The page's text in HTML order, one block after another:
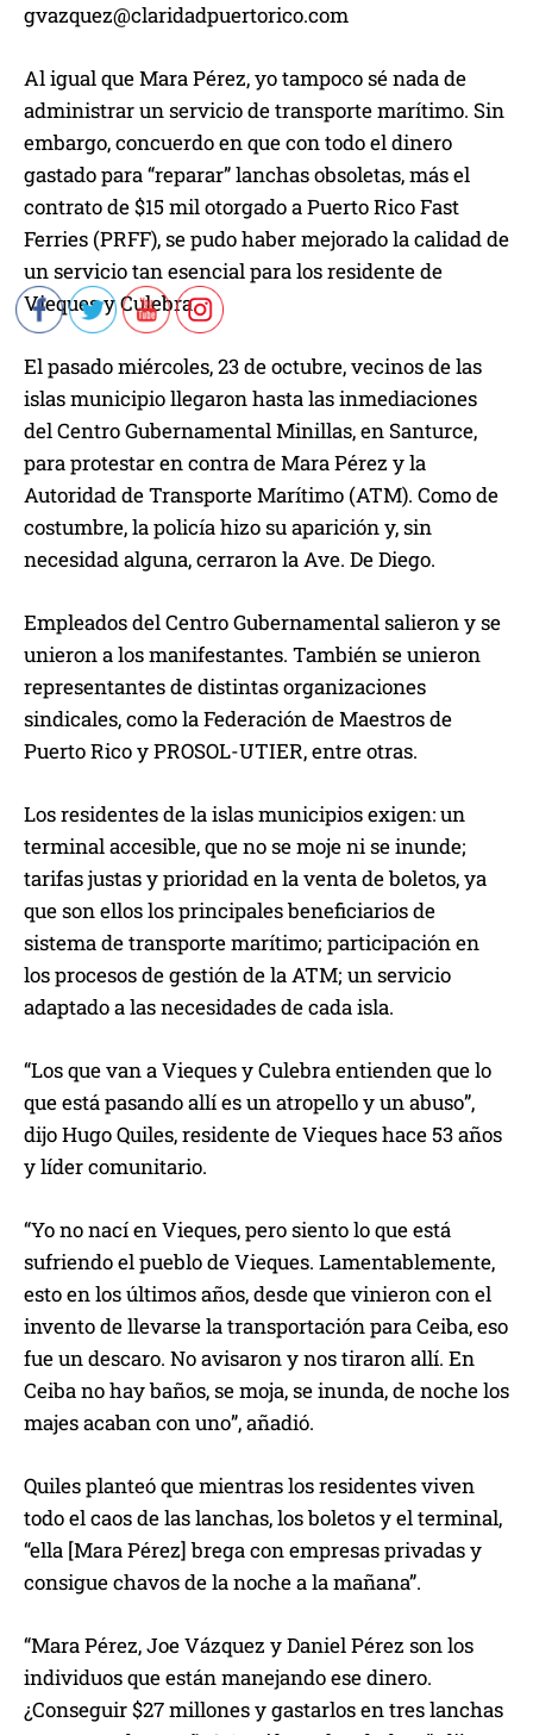
gvazquez@claridadpuertorico.com
Al igual que Mara Pérez, yo tampoco sé nada de
administrar un servicio de transporte marítimo. Sin
embargo, concuerdo en que con todo el dinero
gastado para “reparar” lanchas obsoletas, más el
contrato de $15 mil otorgado a Puerto Rico Fast
Ferries (PRFF), se pudo haber mejorado la calidad de
un servicio tan esencial para los residente de
Vieques y Culebra.
El pasado miércoles, 23 de octubre, vecinos de las
islas municipio llegaron hasta las inmediaciones
del Centro Gubernamental Minillas, en Santurce,
para protestar en contra de Mara Pérez y la
Autoridad de Transporte Marítimo (ATM). Como de
costumbre, la policía hizo su aparición y, sin
necesidad alguna, cerraron la Ave. De Diego.
Empleados del Centro Gubernamental salieron y se
unieron a los manifestantes. También se unieron
representantes de distintas organizaciones
sindicales, como la Federación de Maestros de
Puerto Rico y PROSOL-UTIER, entre otras.
Los residentes de la islas municipios exigen: un
terminal accesible, que no se moje ni se inunde;
tarifas justas y prioridad en la venta de boletos, ya
que son ellos los principales beneficiarios de
sistema de transporte marítimo; participación en
los procesos de gestión de la ATM; un servicio
adaptado a las necesidades de cada isla.
“Los que van a Vieques y Culebra entienden que lo
que está pasando allí es un atropello y un abuso”,
dijo Hugo Quiles, residente de Vieques hace 53 años
y líder comunitario.
“Yo no nací en Vieques, pero siento lo que está
sufriendo el pueblo de Vieques. Lamentablemente,
esto en los últimos años, desde que vinieron con el
invento de llevarse la transportación para Ceiba, eso
fue un descaro. No avisaron y nos tiraron allí. En
Ceiba no hay baños, se moja, se inunda, de noche los
majes acaban con uno”, añadió.
Quiles planteó que mientras los residentes viven
todo el caos de las lanchas, los boletos y el terminal,
“ella [Mara Pérez] brega con empresas privadas y
consigue chavos de la noche a la mañana”.
“Mara Pérez, Joe Vázquez y Daniel Pérez son los
individuos que están manejando ese dinero.
¿Conseguir $27 millones y gastarlos en tres lanchas